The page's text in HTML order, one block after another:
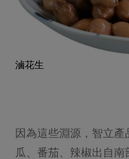
滷花生
因為這些淵源，智立
瓜、番茄、辣椒出自